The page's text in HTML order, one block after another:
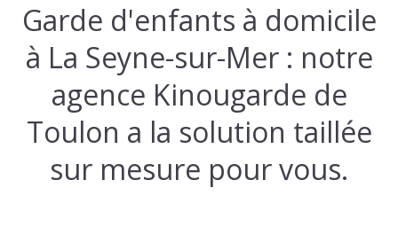
Garde d'enfants à domicile
à La Seyne-sur-Mer : notre
agence Kinougarde de
Toulon a la solution taillée
sur mesure pour vous.